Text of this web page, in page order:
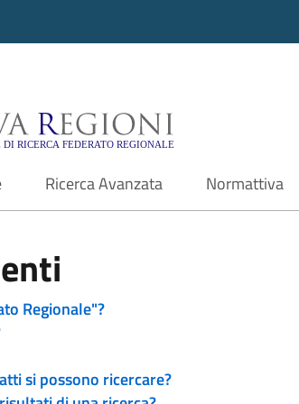
- Motore
Ricerca Avanzata Normattiva
Regionale"?
si possono ricercare?